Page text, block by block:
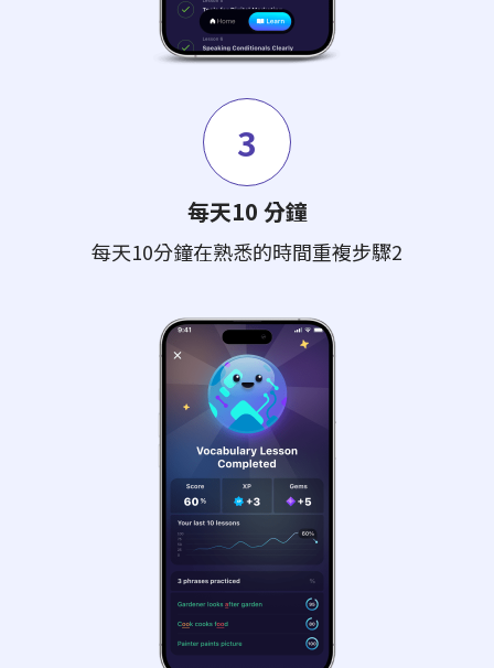
3
每天10 分鐘
每天10分鐘在熟悉的時間重複步驟2